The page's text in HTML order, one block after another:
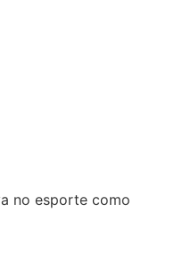
no esporte como